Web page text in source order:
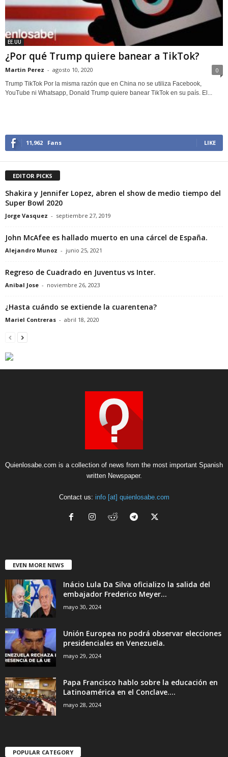
EE.UU
¿Por qué Trump quiere banear a TikTok?
Martin Perez - agosto 10, 2020 0
Trump TikTok Por la misma razón que en China no se utiliza Facebook,
YouTube ni Whatsapp, Donald Trump quiere banear TikTok en su país. El...
11,962 Fans LIKE
EDITOR PICKS
Shakira y Jennifer Lopez, abren el show de medio tiempo del
Super Bowl 2020
Jorge Vasquez - septiembre 27, 2019
John McAfee es hallado muerto en una cárcel de España.
Alejandro Munoz - junio 25, 2021
Regreso de Cuadrado en Juventus vs Inter.
Anibal Jose - noviembre 26, 2023
¿Hasta cuándo se extiende la cuarentena?
Mariel Contreras - abril 18, 2020
Quienlosabe.com is a collection of news from the most important Spanish
written Newspaper.
Contact us: info [at] quienlosabe.com
EVEN MORE NEWS
Inácio Lula Da Silva oficializo la salida del
embajador Frederico Meyer...
mayo 30, 2024
Unión Europea no podrá observar elecciones
presidenciales en Venezuela.
mayo 29, 2024
Papa Francisco hablo sobre la educación en
Latinoamérica en el Conclave....
mayo 28, 2024
POPULAR CATEGORY